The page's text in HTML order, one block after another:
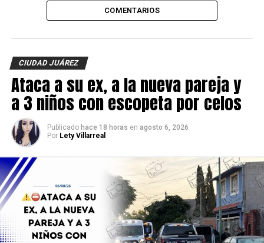
COMENTARIOS
CIUDAD JUÁREZ
Ataca a su ex, a la nueva pareja y
a 3 niños con escopeta por celos
Publicado hace 18 horas en agosto 6, 2026
Por Lety Villarreal